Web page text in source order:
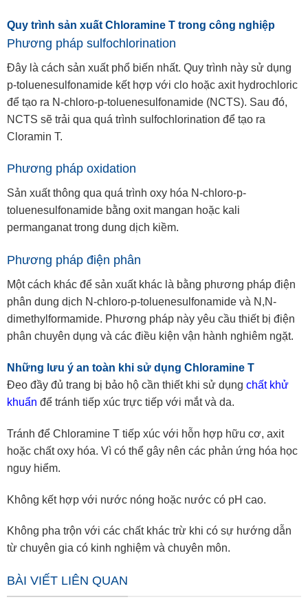
Quy trình sản xuất Chloramine T trong công nghiệp
Phương pháp sulfochlorination
Đây là cách sản xuất phổ biến nhất. Quy trình này sử dụng
p-toluenesulfonamide kết hợp với clo hoặc axit hydrochloric
để tạo ra N-chloro-p-toluenesulfonamide (NCTS). Sau đó,
NCTS sẽ trải qua quá trình sulfochlorination để tạo ra
Cloramin T.
Phương pháp oxidation
Sản xuất thông qua quá trình oxy hóa N-chloro-p-
toluenesulfonamide bằng oxit mangan hoặc kali
permanganat trong dung dịch kiềm.
Phương pháp điện phân
Một cách khác để sản xuất khác là bằng phương pháp điện
phân dung dịch N-chloro-p-toluenesulfonamide và N,N-
dimethylformamide. Phương pháp này yêu cầu thiết bị điện
phân chuyên dụng và các điều kiện vận hành nghiêm ngặt.
Những lưu ý an toàn khi sử dụng Chloramine T
Đeo đầy đủ trang bị bảo hộ cần thiết khi sử dụng chất khử
khuẩn để tránh tiếp xúc trực tiếp với mắt và da.
Tránh để Chloramine T tiếp xúc với hỗn hợp hữu cơ, axit
hoặc chất oxy hóa. Vì có thể gây nên các phản ứng hóa học
nguy hiểm.
Không kết hợp với nước nóng hoặc nước có pH cao.
Không pha trộn với các chất khác trừ khi có sự hướng dẫn
từ chuyên gia có kinh nghiệm và chuyên môn.
BÀI VIẾT LIÊN QUAN